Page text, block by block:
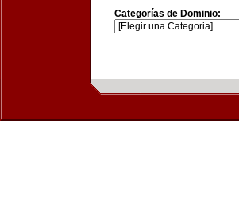
Categorías de Dominio: